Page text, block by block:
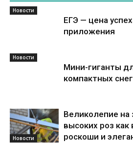
Новости
ЕГЭ — цена
приложения
Новости
Мини-гиганты
компактных
Новости
Великолепие на
высоких роз
роскоши и